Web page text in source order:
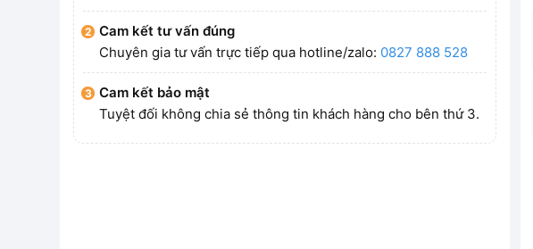
Cam kết tư vấn đúng
Chuyên gia tư vấn trực tiếp qua hotline/zalo: 0827 888 528
Cam kết bảo mật
Tuyệt đối không chia sẻ thông tin khách hàng cho bên thứ 3.